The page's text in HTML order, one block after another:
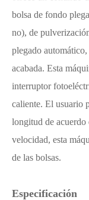
bolsa de fondo
no), de
plegado
acabada. Esta
interruptor
caliente. El usuario
longitud de
velocidad, esta
de las bolsas.
Especificación